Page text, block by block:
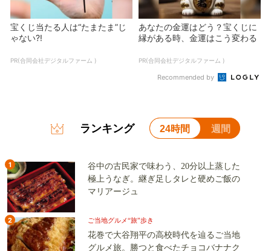
宝くじ当たる人は“たまたま”じ
ゃない?!
PR(合同会社デジタルファーム )
あなたの金運はどう？宝くじに
縁がある時、金運はこう変わる
PR(合同会社デジタルファーム )
Recommended by
ランキング 24時間 週間
1
谷中の古民家で味わう、20分以上蒸した
極上うなぎ。継ぎ足しタレと硬めご飯の
マリアージュ
2 ご当地グルメ“旅”歩き
花巻で大谷翔平の高校時代を辿るご当地
グルメ旅。勝つと食べたチョコバナナク